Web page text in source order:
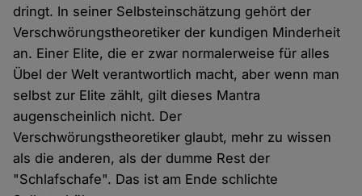
dringt. In seiner Selbsteinschätzung gehört der
Verschwörungstheoretiker der kundigen Minderheit
an. Einer Elite, die er zwar normalerweise für alles
Übel der Welt verantwortlich macht, aber wenn man
selbst zur Elite zählt, gilt dieses Mantra
augenscheinlich nicht. Der
Verschwörungstheoretiker glaubt, mehr zu wissen
als die anderen, als der dumme Rest der
"Schlafschafe". Das ist am Ende schlichte